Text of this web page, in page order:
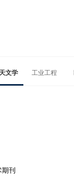
天文学 工业工程
刊